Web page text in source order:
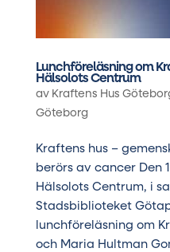
Lunchföreläsning om
Hälsolots Centrum
av Kraftens Hus
Göteborg
Kraftens hus –
berörs av cancer Den
Hälsolots Centrum, i
Stadsbiblioteket
lunchföreläsning om
och Maria Hultman